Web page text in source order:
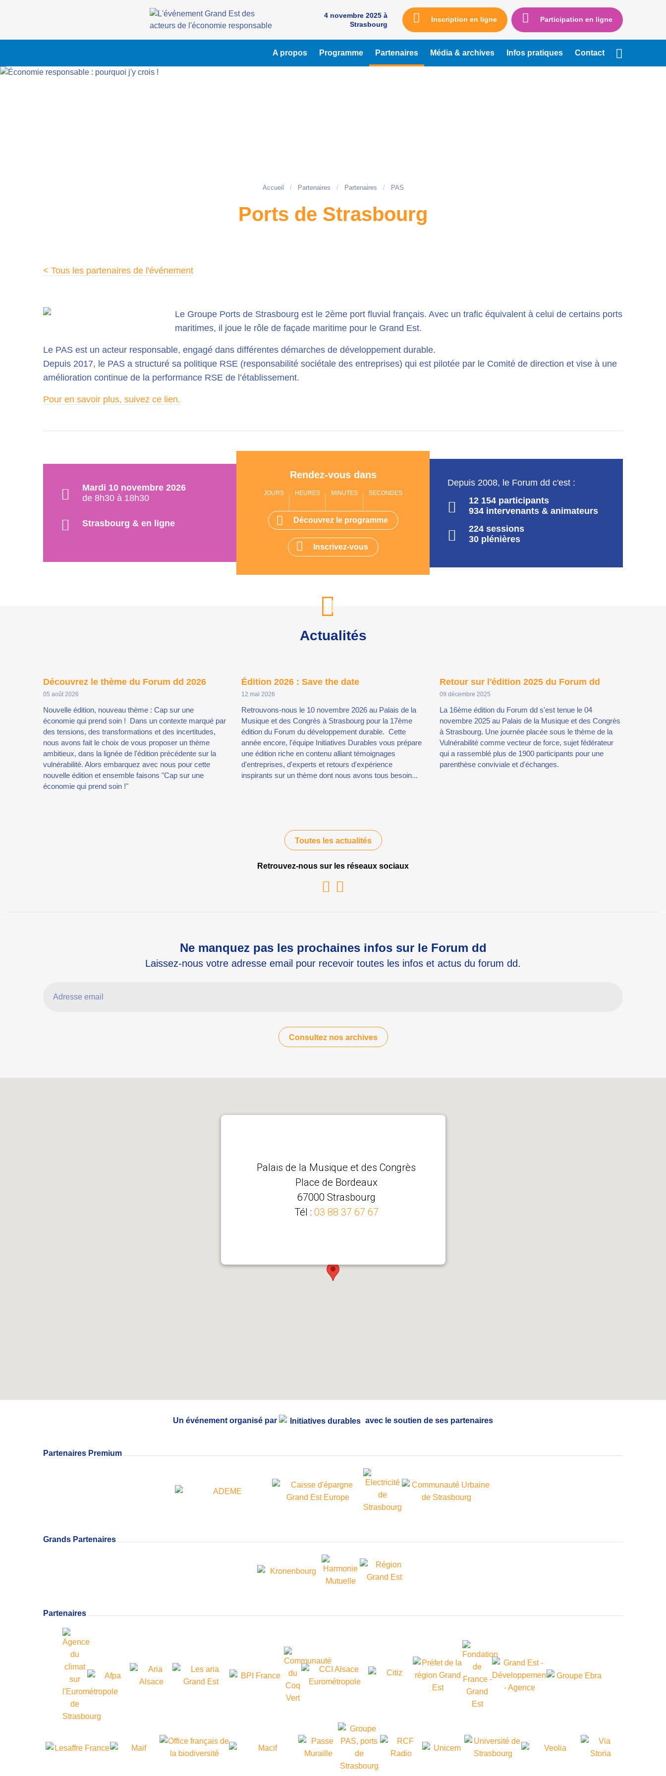
4 novembre 2025 à
Strasbourg
Participation en ligne
Inscription en ligne
A propos Programme Partenaires Média & archives Infos pratiques Contact
Accueil Partenaires Partenaires PAS
Ports de Strasbourg
< Tous les partenaires de l'événement
Le Groupe Ports de Strasbourg est le 2ème port fluvial français. Avec un trafic équivalent à celui de certains ports
maritimes, il joue le rôle de façade maritime pour le Grand Est.
Le PAS est un acteur responsable, engagé dans différentes démarches de développement durable.
Depuis 2017, le PAS a structuré sa politique RSE (responsabilité sociétale des entreprises) qui est pilotée par le Comité de direction et vise à une
amélioration continue de la performance RSE de l’établissement.
Pour en savoir plus, suivez ce lien.
Mardi 10 novembre 2026
de 8h30 à 18h30
Strasbourg & en ligne
Rendez-vous dans
JOURS HEURES MINUTES SECONDES
Découvrez le programme
Inscrivez-vous
Depuis 2008, le Forum dd c'est :
12 154 participants
934 intervenants & animateurs
224 sessions
30 plénières
Actualités
Découvrez le thème du Forum dd 2026
05 août 2026
Nouvelle édition, nouveau thème : Cap sur une
économie qui prend soin ! Dans un contexte marqué par
des tensions, des transformations et des incertitudes,
nous avons fait le choix de vous proposer un thème
ambitieux, dans la lignée de l'édition précédente sur la
vulnérabilité. Alors embarquez avec nous pour cette
nouvelle édition et ensemble faisons "Cap sur une
économie qui prend soin !"
Édition 2026 : Save the date
12 mai 2026
Retrouvons-nous le 10 novembre 2026 au Palais de la
Musique et des Congrès à Strasbourg pour la 17ème
édition du Forum du développement durable. Cette
année encore, l'équipe Initiatives Durables vous prépare
une édition riche en contenu alliant témoignages
d'entreprises, d'experts et retours d'expérience
inspirants sur un thème dont nous avons tous besoin...
Retour sur l'édition 2025 du Forum dd
09 décembre 2025
La 16ème édition du Forum dd s'est tenue le 04
novembre 2025 au Palais de la Musique et des Congrès
à Strasbourg. Une journée placée sous le thème de la
Vulnérabilité comme vecteur de force, sujet fédérateur
qui a rassemblé plus de 1900 participants pour une
parenthèse conviviale et d'échanges.
Toutes les actualités
Retrouvez-nous sur les réseaux sociaux
Ne manquez pas les prochaines infos sur le Forum dd
Laissez-nous votre adresse email pour recevoir toutes les infos et actus du forum dd.
Consultez nos archives
Palais de la Musique et des Congrès
Place de Bordeaux
67000 Strasbourg
Tél : 03 88 37 67 67
Un événement organisé par avec le soutien de ses partenaires
Partenaires Premium
Grands Partenaires
Partenaires